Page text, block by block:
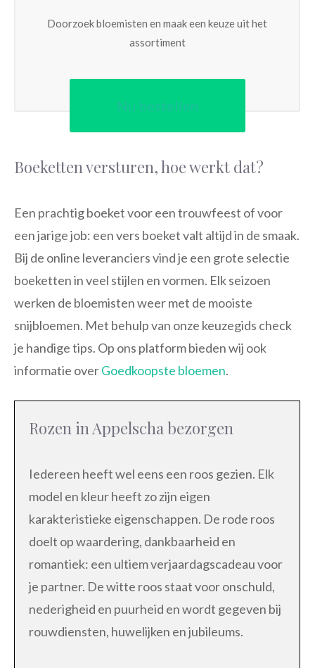
Doorzoek bloemisten en maak een keuze uit het
assortiment
Nu bestellen
Boeketten versturen, hoe werkt dat?
Een prachtig boeket voor een trouwfeest of voor
een jarige job: een vers boeket valt altijd in de smaak.
Bij de online leveranciers vind je een grote selectie
boeketten in veel stijlen en vormen. Elk seizoen
werken de bloemisten weer met de mooiste
snijbloemen. Met behulp van onze keuzegids check
je handige tips. Op ons platform bieden wij ook
informatie overGoedkoopste bloemen.
Rozen in Appelscha bezorgen
Iedereen heeft wel eens een roos gezien. Elk
model en kleur heeft zo zijn eigen
karakteristieke eigenschappen. De rode roos
doelt op waardering, dankbaarheid en
romantiek: een ultiem verjaardagscadeau voor
je partner. De witte roos staat voor onschuld,
nederigheid en puurheid en wordt gegeven bij
rouwdiensten, huwelijken en jubileums.